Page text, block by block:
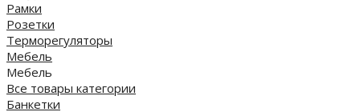
Рамки
Розетки
Терморегуляторы
Мебель
Мебель
Все товары категории
Банкетки